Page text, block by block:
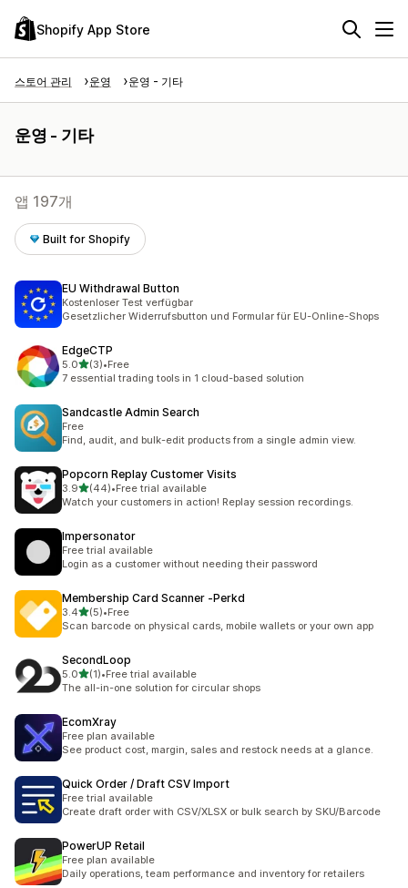
Shopify App Store
스토어 관리 운영 운영 - 기타
운영 - 기타
앱 197개
Built for Shopify
EU Withdrawal Button
Kostenloser Test verfügbar
Gesetzlicher Widerrufsbutton und Formular für EU-Online-Shops
EdgeCTP
5.0별 5개 중
(3)
총 리뷰 3개
•Free
7 essential trading tools in 1 cloud-based solution
Sandcastle Admin Search
Free
Find, audit, and bulk-edit products from a single admin view.
Popcorn Replay Customer Visits
3.9별 5개 중
(44)
총 리뷰 44개
•Free trial available
Watch your customers in action! Replay session recordings.
Impersonator
Free trial available
Login as a customer without needing their password
Membership Card Scanner ‑Perkd
3.4별 5개 중
(5)
총 리뷰 5개
•Free
Scan barcode on physical cards, mobile wallets or your own app
SecondLoop
5.0별 5개 중
(1)
총 리뷰 1개
•Free trial available
The all-in-one solution for circular shops
EcomXray
Free plan available
See product cost, margin, sales and restock needs at a glance.
Quick Order / Draft CSV Import
Free trial available
Create draft order with CSV/XLSX or bulk search by SKU/Barcode
PowerUP Retail
Free plan available
Daily operations, team performance and inventory for retailers